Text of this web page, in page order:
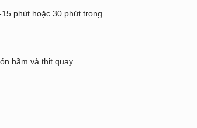
phút hoặc 30 phút trong
hầm và thịt quay.